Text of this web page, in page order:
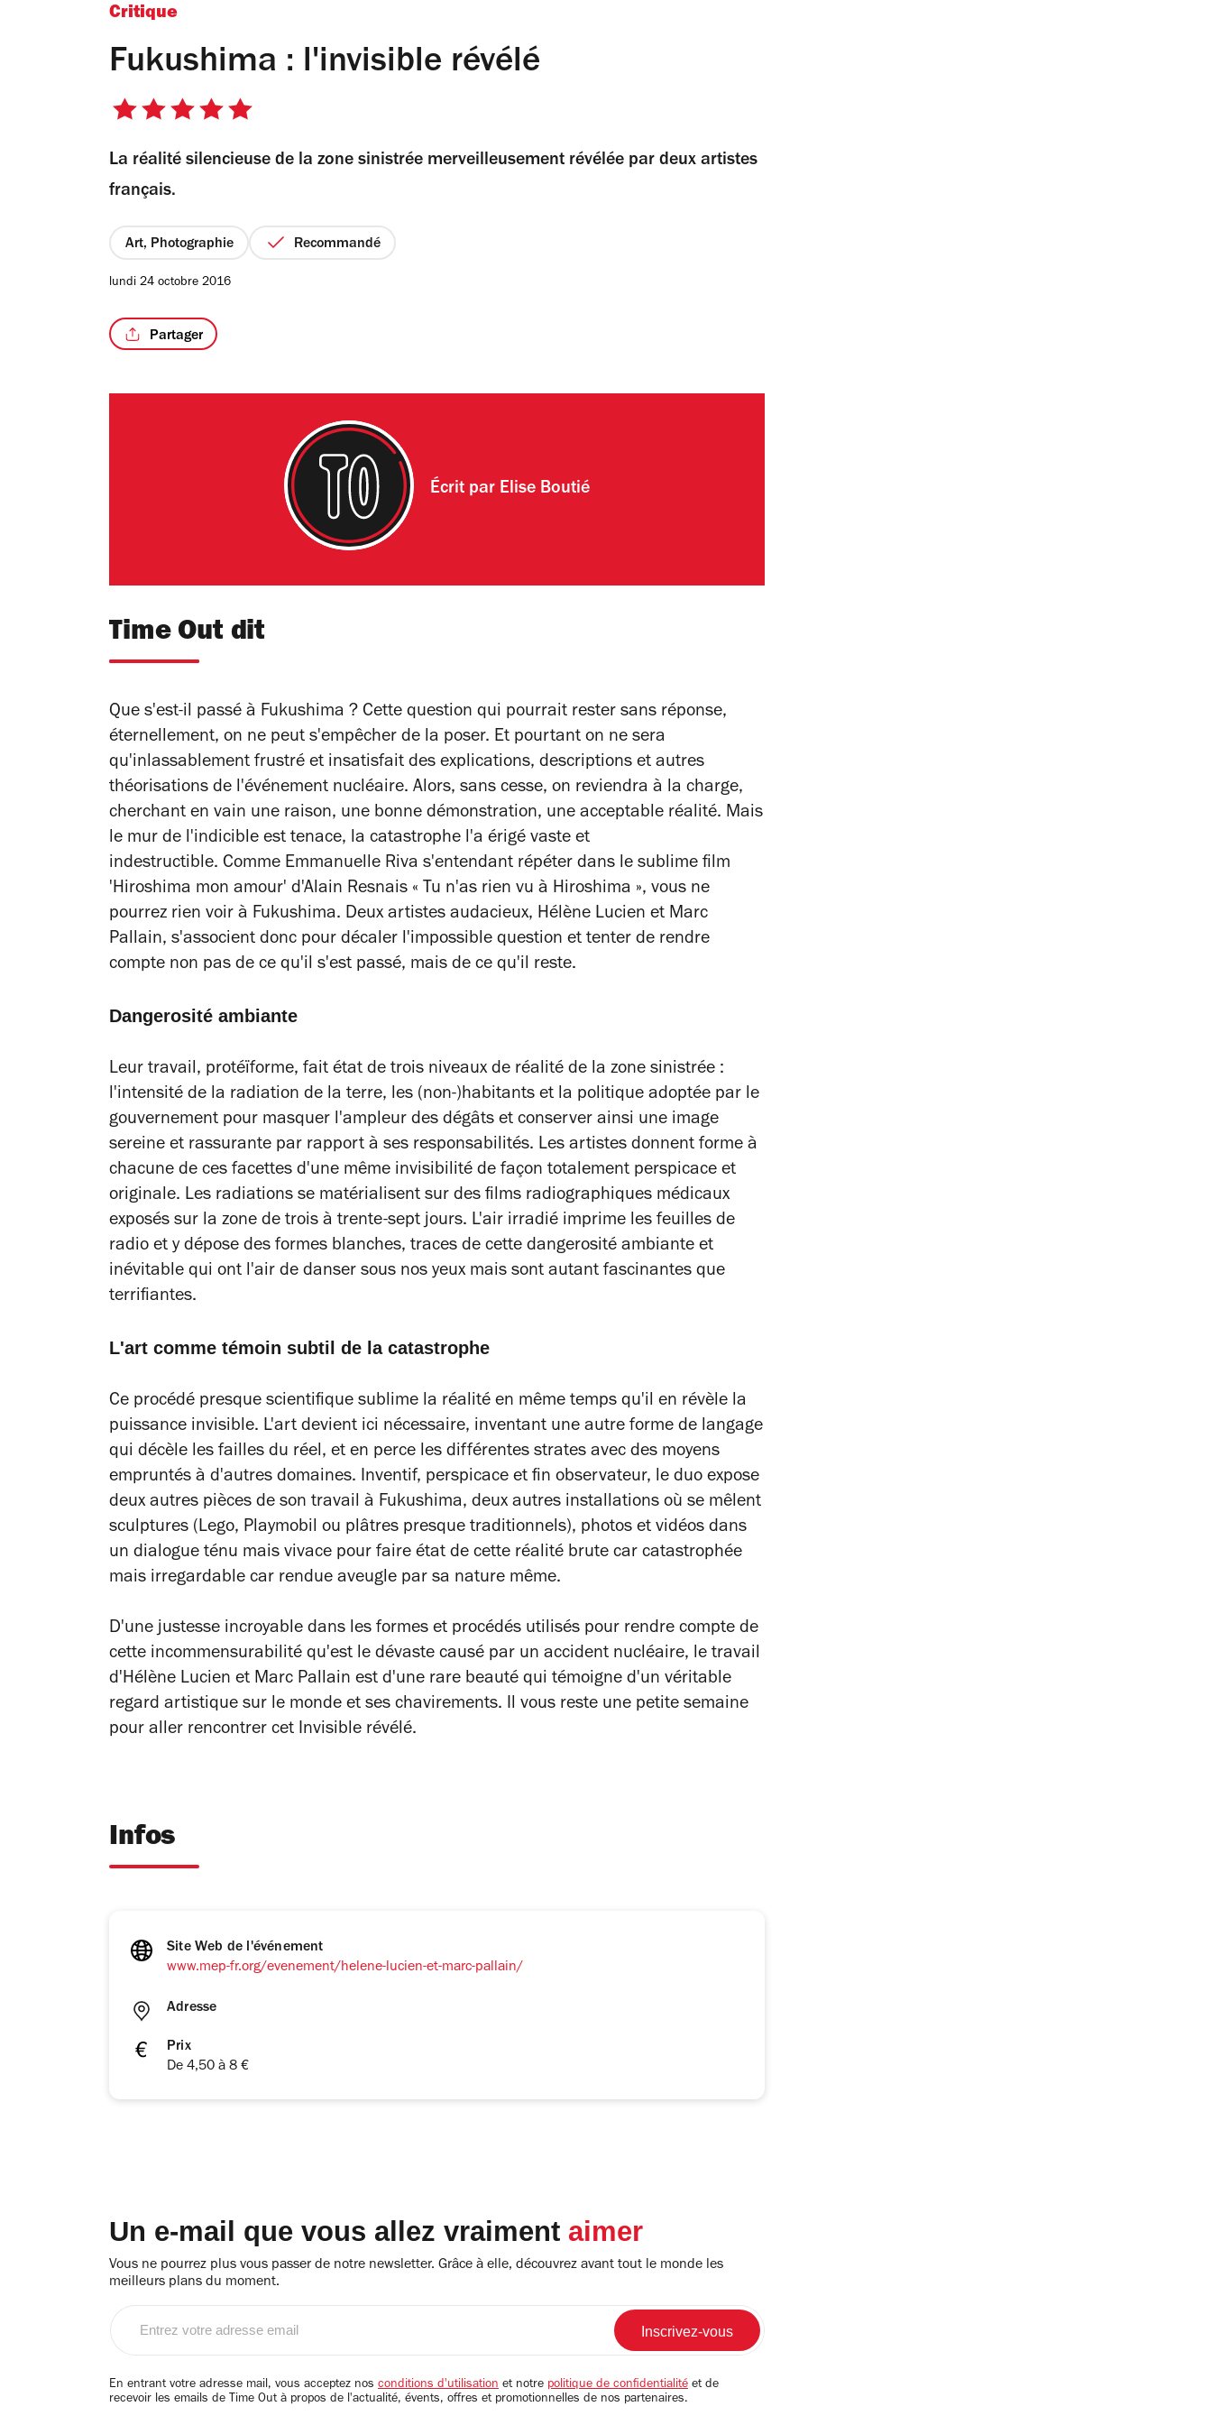
Critique
Fukushima : l'invisible révélé
5
5
La réalité silencieuse de la zone sinistrée merveilleusement révélée par deux artistes
français.
Art, Photographie Recommandé
lundi 24 octobre 2016
Partager
Écrit par Elise Boutié
Time Out dit
Que s'est-il passé à Fukushima ? Cette question qui pourrait rester sans réponse,
éternellement, on ne peut s'empêcher de la poser. Et pourtant on ne sera
qu'inlassablement frustré et insatisfait des explications, descriptions et autres
théorisations de l'événement nucléaire. Alors, sans cesse, on reviendra à la charge,
cherchant en vain une raison, une bonne démonstration, une acceptable réalité. Mais
le mur de l'indicible est tenace, la catastrophe l'a érigé vaste et
indestructible. Comme Emmanuelle Riva s'entendant répéter dans le sublime film
'Hiroshima mon amour' d'Alain Resnais « Tu n'as rien vu à Hiroshima », vous ne
pourrez rien voir à Fukushima. Deux artistes audacieux, Hélène Lucien et Marc
Pallain, s'associent donc pour décaler l'impossible question et tenter de rendre
compte non pas de ce qu'il s'est passé, mais de ce qu'il reste.
Dangerosité ambiante
Leur travail, protéïforme, fait état de trois niveaux de réalité de la zone sinistrée :
l'intensité de la radiation de la terre, les (non-)habitants et la politique adoptée par le
gouvernement pour masquer l'ampleur des dégâts et conserver ainsi une image
sereine et rassurante par rapport à ses responsabilités. Les artistes donnent forme à
chacune de ces facettes d'une même invisibilité de façon totalement perspicace et
originale. Les radiations se matérialisent sur des films radiographiques médicaux
exposés sur la zone de trois à trente-sept jours. L'air irradié imprime les feuilles de
radio et y dépose des formes blanches, traces de cette dangerosité ambiante et
inévitable qui ont l'air de danser sous nos yeux mais sont autant fascinantes que
terrifiantes.
L'art comme témoin subtil de la catastrophe
Ce procédé presque scientifique sublime la réalité en même temps qu'il en révèle la
puissance invisible. L'art devient ici nécessaire, inventant une autre forme de langage
qui décèle les failles du réel, et en perce les différentes strates avec des moyens
empruntés à d'autres domaines. Inventif, perspicace et fin observateur, le duo expose
deux autres pièces de son travail à Fukushima, deux autres installations où se mêlent
sculptures (Lego, Playmobil ou plâtres presque traditionnels), photos et vidéos dans
un dialogue ténu mais vivace pour faire état de cette réalité brute car catastrophée
mais irregardable car rendue aveugle par sa nature même.
D'une justesse incroyable dans les formes et procédés utilisés pour rendre compte de
cette incommensurabilité qu'est le dévaste causé par un accident nucléaire, le travail
d'Hélène Lucien et Marc Pallain est d'une rare beauté qui témoigne d'un véritable
regard artistique sur le monde et ses chavirements. Il vous reste une petite semaine
pour aller rencontrer cet Invisible révélé.
Infos
Site Web de l'événement
www.mep-fr.org/evenement/helene-lucien-et-marc-pallain/
Adresse
Prix
De 4,50 à 8 €
Un e-mail que vous allez vraiment aimer
Vous ne pourrez plus vous passer de notre newsletter. Grâce à elle, découvrez avant tout le monde les
meilleurs plans du moment.
email
En entrant votre adresse mail, vous acceptez nos conditions d'utilisation et notre politique de confidentialité et de
recevoir les emails de Time Out à propos de l'actualité, évents, offres et promotionnelles de nos partenaires.